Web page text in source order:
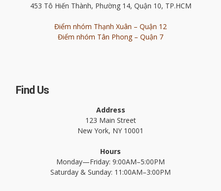
453 Tô Hiến Thành, Phường 14, Quận 10, TP.HCM
Điểm nhóm Thạnh Xuân – Quận 12
Điểm nhóm Tân Phong – Quận 7
Find Us
Address
123 Main Street
New York, NY 10001
Hours
Monday—Friday: 9:00AM–5:00PM
Saturday & Sunday: 11:00AM–3:00PM